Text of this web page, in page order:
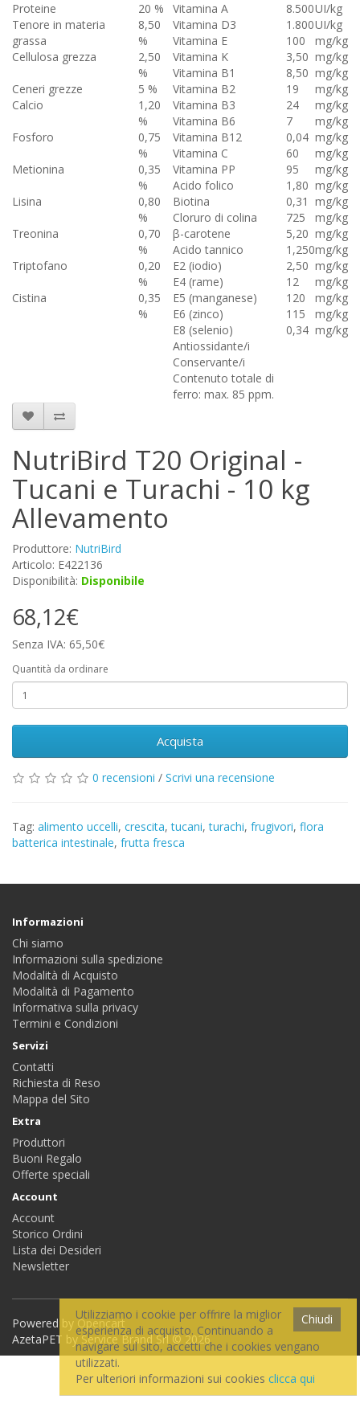
Proteine
20 %
Tenore in materia
grassa
8,50
%
Cellulosa grezza
2,50
%
Ceneri grezze
5 %
Calcio
1,20
%
Fosforo
0,75
%
Metionina
0,35
%
Lisina
0,80
%
Treonina
0,70
%
Triptofano
0,20
%
Cistina
0,35
%
Vitamina A 8.500UI/kg
Vitamina D3
1.800UI/kg
Vitamina E
100
mg/kg
Vitamina K
3,50 mg/kg
Vitamina B1
8,50 mg/kg
Vitamina B2
19
mg/kg
Vitamina B3
24
mg/kg
Vitamina B6
7
mg/kg
Vitamina B12
0,04 mg/kg
Vitamina C
60
mg/kg
Vitamina PP
95
mg/kg
Acido folico
1,80 mg/kg
Biotina
0,31 mg/kg
Cloruro di colina
725
mg/kg
β-carotene
5,20 mg/kg
Acido tannico
1,250mg/kg
E2 (iodio)
2,50 mg/kg
E4 (rame)
12
mg/kg
E5 (manganese)
120
mg/kg
E6 (zinco)
115
mg/kg
E8 (selenio)
0,34 mg/kg
Antiossidante/i
Conservante/i
Contenuto totale di
ferro: max. 85 ppm.
NutriBird T20 Original -
Tucani e Turachi - 10 kg
Allevamento
Produttore: NutriBird
Articolo: E422136
Disponibilità: Disponibile
68,12€
Senza IVA: 65,50€
Quantità da ordinare
Acquista
0 recensioni / Scrivi una recensione
Tag: alimento uccelli, crescita,tucani,turachi, frugivori, flora
batterica intestinale, frutta fresca
Informazioni
Chi siamo
Informazioni sulla spedizione
Modalità di Acquisto
Modalità di Pagamento
Informativa sulla privacy
Termini e Condizioni
Servizi
Contatti
Richiesta di Reso
Mappa del Sito
Extra
Produttori
Buoni Regalo
Offerte speciali
Account
Account
Storico Ordini
Lista dei Desideri
Newsletter
Powered byOpencart
AzetaPET by Service Brand Srl © 2026
Chiudi
Utilizziamo i cookie per offrire la miglior
esperienza di acquisto. Continuando a
navigare sul sito, accetti che i cookies vengano
utilizzati.
Per ulteriori informazioni sui cookies clicca qui